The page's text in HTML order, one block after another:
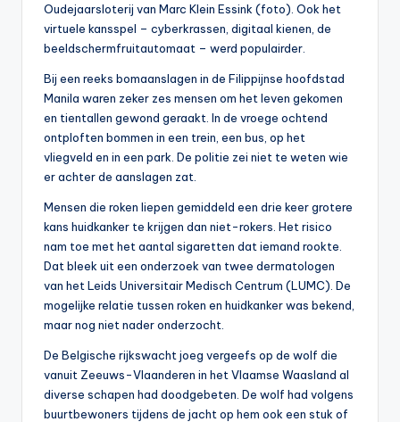
Oudejaarsloterij van Marc Klein Essink (foto). Ook het
virtuele kansspel – cyberkrassen, digitaal kienen, de
beeldschermfruitautomaat – werd populairder.
Bij een reeks bomaanslagen in de Filippijnse hoofdstad
Manila waren zeker zes mensen om het leven gekomen
en tientallen gewond geraakt. In de vroege ochtend
ontploften bommen in een trein, een bus, op het
vliegveld en in een park. De politie zei niet te weten wie
er achter de aanslagen zat.
Mensen die roken liepen gemiddeld een drie keer grotere
kans huidkanker te krijgen dan niet-rokers. Het risico
nam toe met het aantal sigaretten dat iemand rookte.
Dat bleek uit een onderzoek van twee dermatologen
van het Leids Universitair Medisch Centrum (LUMC). De
mogelijke relatie tussen roken en huidkanker was bekend,
maar nog niet nader onderzocht.
De Belgische rijkswacht joeg vergeefs op de wolf die
vanuit Zeeuws-Vlaanderen in het Vlaamse Waasland al
diverse schapen had doodgebeten. De wolf had volgens
buurtbewoners tijdens de jacht op hem ook een stuk of